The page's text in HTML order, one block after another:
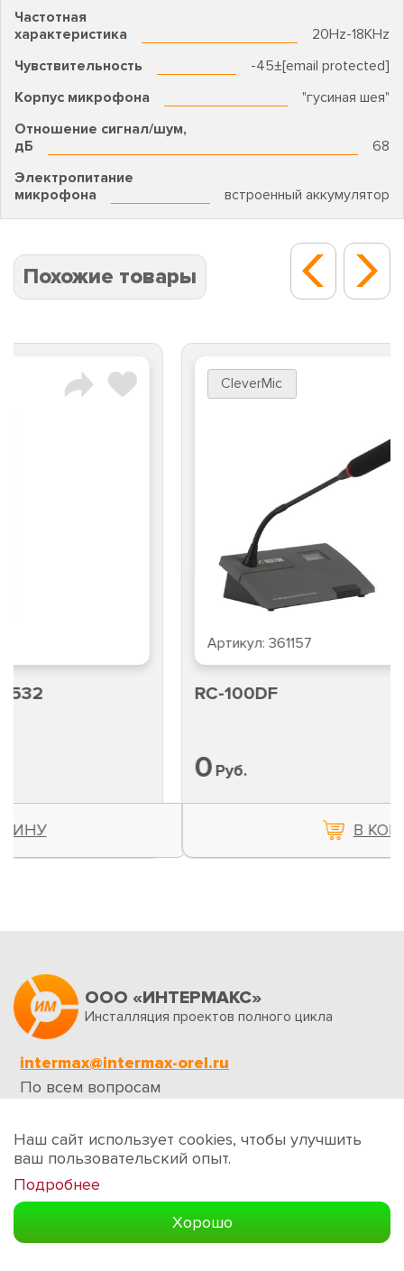
Частотная
характеристика
20Hz-18KHz
Чувствительность
-45±[email protected]
Корпус микрофона
"гусиная шея"
Отношение сигнал/шум,
дБ
68
Электропитание
микрофона
встроенный аккумулятор
Похожие товары
CleverMic
RC-100DF
ООО «ИНТЕРМАКС»
Инсталляция проектов полного цикла
intermax@intermax-orel.ru
По всем вопросам
Обратная связь
Наш сайт использует cookies, чтобы улучшить
ваш пользовательский опыт.
Подробнее
Хорошо